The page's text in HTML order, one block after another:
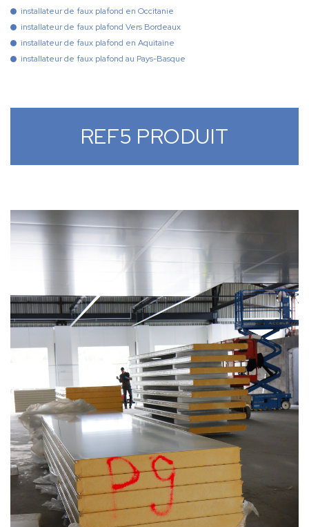
installateur de faux plafond en Occitanie
installateur de faux plafond Vers Bordeaux
installateur de faux plafond en Aquitaine
installateur de faux plafond au Pays-Basque
REF5 PRODUIT